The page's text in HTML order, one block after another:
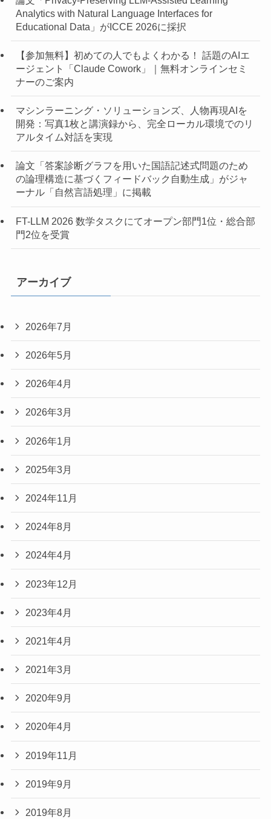
Analytics with Natural Language Interfaces for
Educational Data」がICCE 2026に採択
【参加無料】初めての人でもよくわかる！ 話題のAIエ
ージェント「Claude Cowork」｜無料オンラインセミ
ナーのご案内
マシンラーニング・ソリューションズ、人物再現AIを
開発：写真1枚と講演録から、完全ローカル環境でのリ
アルタイム対話を実現
論文「答案診断グラフを用いた国語記述式問題のため
の論理構造に基づくフィードバック自動生成」がジャ
ーナル「自然言語処理」に掲載
FT-LLM 2026 数学タスクにてオープン部門1位・総合部
門2位を受賞
アーカイブ
2026年7月
2026年5月
2026年4月
2026年3月
2026年1月
2025年3月
2024年11月
2024年8月
2024年4月
2023年12月
2023年4月
2021年4月
2021年3月
2020年9月
2020年4月
2019年11月
2019年9月
2019年8月